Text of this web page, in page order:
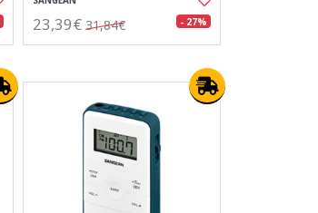
23,39€ 31,84€ - 27%